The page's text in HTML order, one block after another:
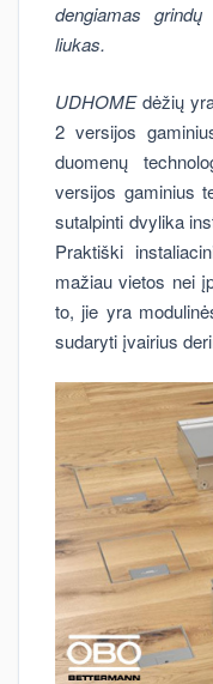
dengiamas
liukas.
UDHOMEdėžių
2 versijos
duomenų
versijos gaminius
sutalpinti dvylika
Praktiški
mažiau vietos nei
to, jie yra
sudaryti įvairius